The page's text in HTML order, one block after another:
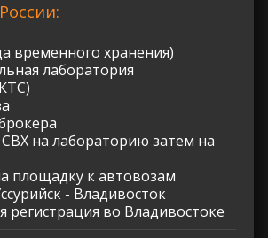
временного хранения)
лаборатория
СВХ на лабораторию затем на
площадку к автовозам
- Владивосток
регистрация во Владивостоке